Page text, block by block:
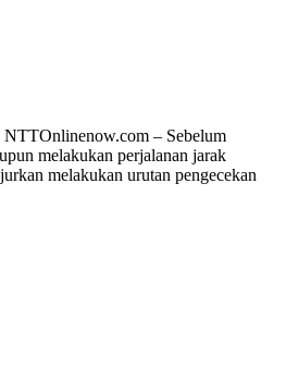
– Sebelum
melakukan perjalanan jarak
melakukan urutan pengecekan